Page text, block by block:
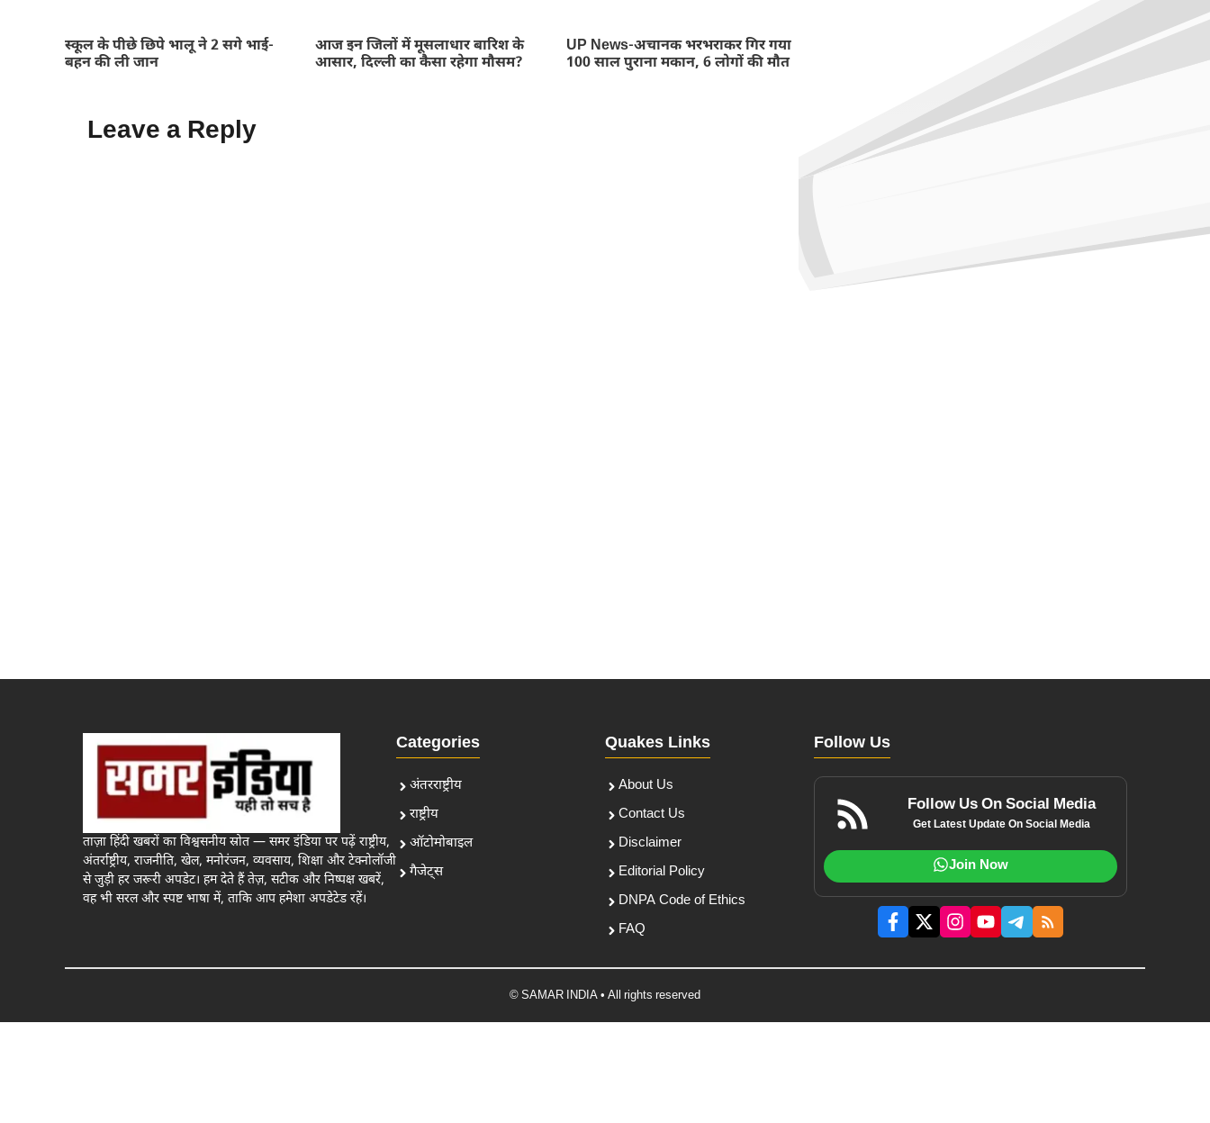
स्कूल के पीछे छिपे भालू ने 2 सगे भाई-
बहन की ली जान
आज इन जिलों में मूसलाधार बारिश के
आसार, दिल्ली का कैसा रहेगा मौसम?
UP News-अचानक भरभराकर गिर गया
100 साल पुराना मकान, 6 लोगों की मौत
Leave a Reply
ताज़ा हिंदी खबरों का विश्वसनीय स्रोत — समर इंडिया पर पढ़ें राष्ट्रीय,
अंतर्राष्ट्रीय, राजनीति, खेल, मनोरंजन, व्यवसाय, शिक्षा और टेक्नोलॉजी
से जुड़ी हर जरूरी अपडेट। हम देते हैं तेज़, सटीक और निष्पक्ष खबरें,
वह भी सरल और स्पष्ट भाषा में, ताकि आप हमेशा अपडेटेड रहें।
Categories
अंतरराष्ट्रीय
राष्ट्रीय
ऑटोमोबाइल
गैजेट्स
Quakes Links
About Us
Contact Us
Disclaimer
Editorial Policy
DNPA Code of Ethics
FAQ
Follow Us
Follow Us On Social Media
Get Latest Update On Social Media
Join Now
© SAMAR INDIA • All rights reserved